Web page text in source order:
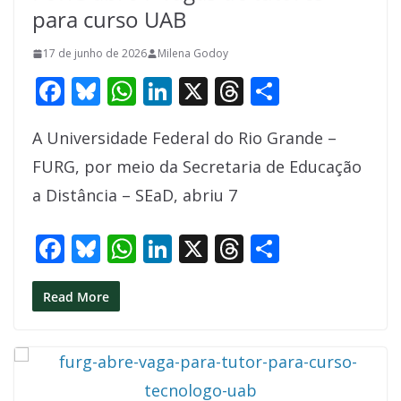
para curso UAB
17 de junho de 2026 Milena Godoy
F
e
b
o
o
k
Bl
e
sk
y
W
at
s
A
p
p
Li
k
e
dI
n
X T
re
a
s
ar
e
A Universidade Federal do Rio Grande –
FURG, por meio da Secretaria de Educação
a Distância – SEaD, abriu 7
F
ac
e
o
Bl
u
e
y
W
h
A
p
Li
n
dI
n
X T
h
d
s
Read More